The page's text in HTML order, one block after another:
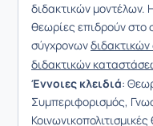
διδακτικών μοντέλων.
θεωρίες επιδρούν στο
σύγχρονων
διδακτικών
Έννοιες κλειδιά:
Συμπεριφορισμός,